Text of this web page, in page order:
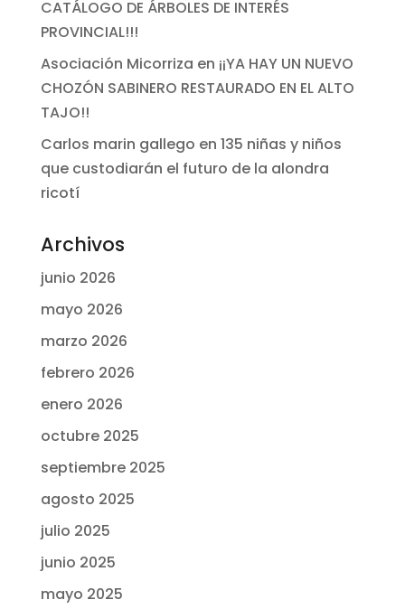
CATÁLOGO DE ÁRBOLES DE INTERÉS
PROVINCIAL!!!
Asociación Micorriza en ¡¡YA HAY UN NUEVO
CHOZÓN SABINERO RESTAURADO EN EL ALTO
TAJO!!
Carlos marin gallego en 135 niñas y niños
que custodiarán el futuro de la alondra
ricotí
Archivos
junio 2026
mayo 2026
marzo 2026
febrero 2026
enero 2026
octubre 2025
septiembre 2025
agosto 2025
julio 2025
junio 2025
mayo 2025